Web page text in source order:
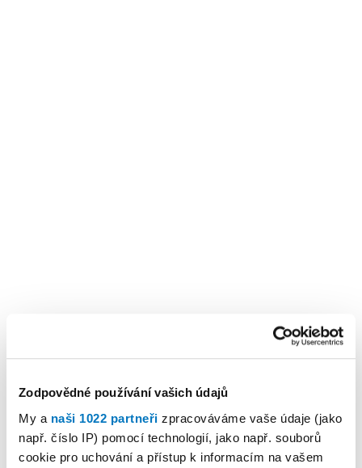
Zodpovědné používání vašich údajů
My a naši 1022 partneři zpracováváme vaše údaje (jako
např. číslo IP) pomocí technologií, jako např. souborů
cookie pro uchování a přístup k informacím na vašem
KALENDÁŘ AKCÍ